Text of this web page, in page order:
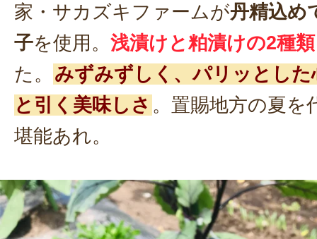
家・サカズキファームが丹精込め
子を使用。 浅漬けと粕漬けの2種類
た。 みずみずしく、パリッとし
と引く美味しさ 。置賜地方の夏を
堪能あれ。